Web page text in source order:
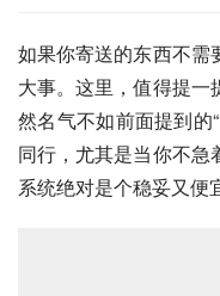
如果你寄送的东西不需
大事。这里，值得提一
然名气不如前面提到的
同行，尤其是当你不急
系统绝对是个稳妥又便